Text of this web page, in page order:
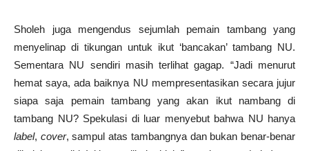
Sholeh juga mengendus sejumlah pemain tambang yang
menyelinap di tikungan untuk ikut ‘bancakan’ tambang NU.
Sementara NU sendiri masih terlihat gagap. “Jadi menurut
hemat saya, ada baiknya NU mempresentasikan secara jujur
siapa saja pemain tambang yang akan ikut nambang di
tambang NU? Spekulasi di luar menyebut bahwa NU hanya
label, cover, sampul atas tambangnya dan bukan benar-benar